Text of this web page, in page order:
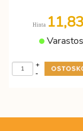
Hinta
-
+